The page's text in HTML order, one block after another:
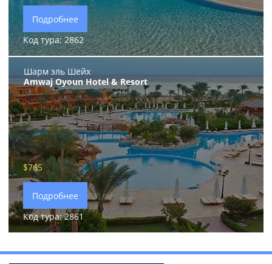
Подробнее
Код тура: 2862
Шарм эль Шейх
Amwaj Oyoun Hotel & Resort
$765
Подробнее
Код тура: 2861